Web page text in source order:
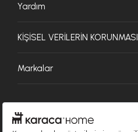
Yardım
KİŞİSEL VERİLERİN KORUNMASI
Markalar